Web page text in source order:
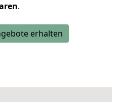
.
erhalten